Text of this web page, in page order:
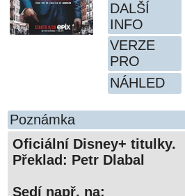
DALŠÍ
INFO
VERZE
PRO
NÁHLED
Poznámka
Oficiální Disney+ titulky.
Překlad: Petr Dlabal
Sedí např. na: